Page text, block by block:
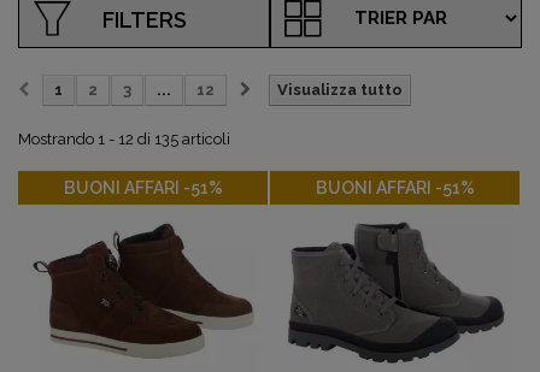
FILTERS
Visualizza tutto
1 2 3 ... 12
Mostrando 1 - 12 di 135 articoli
BUONI AFFARI -51%-51% BUONI AFFARI -51%-51%